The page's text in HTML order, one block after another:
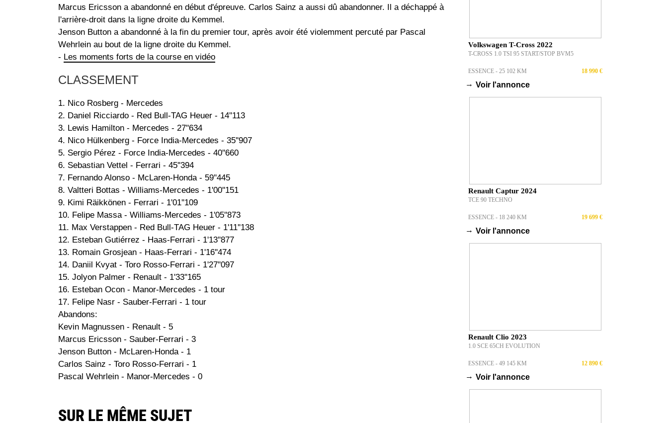
Marcus Ericsson a abandonné en début d'épreuve. Carlos Sainz a aussi dû abandonner. Il a déchappé à
l'arrière-droit dans la ligne droite du Kemmel.
Jenson Button a abandonné à la fin du premier tour, après avoir été violemment percuté par Pascal
Wehrlein au bout de la ligne droite du Kemmel.
- Les moments forts de la course en vidéo
CLASSEMENT
1. Nico Rosberg - Mercedes
2. Daniel Ricciardo - Red Bull-TAG Heuer - 14''113
3. Lewis Hamilton - Mercedes - 27''634
4. Nico Hülkenberg - Force India-Mercedes - 35''907
5. Sergio Pérez - Force India-Mercedes - 40''660
6. Sebastian Vettel - Ferrari - 45''394
7. Fernando Alonso - McLaren-Honda - 59''445
8. Valtteri Bottas - Williams-Mercedes - 1'00''151
9. Kimi Räikkönen - Ferrari - 1'01''109
10. Felipe Massa - Williams-Mercedes - 1'05''873
11. Max Verstappen - Red Bull-TAG Heuer - 1'11''138
12. Esteban Gutiérrez - Haas-Ferrari - 1'13''877
13. Romain Grosjean - Haas-Ferrari - 1'16''474
14. Daniil Kvyat - Toro Rosso-Ferrari - 1'27''097
15. Jolyon Palmer - Renault - 1'33''165
16. Esteban Ocon - Manor-Mercedes - 1 tour
17. Felipe Nasr - Sauber-Ferrari - 1 tour
Abandons:
Kevin Magnussen - Renault - 5
Marcus Ericsson - Sauber-Ferrari - 3
Jenson Button - McLaren-Honda - 1
Carlos Sainz - Toro Rosso-Ferrari - 1
Pascal Wehrlein - Manor-Mercedes - 0
SUR LE MÊME SUJET
Volkswagen T-Cross 2022
T-CROSS 1.0 TSI 95 START/STOP BVM5
ESSENCE - 25 102 KM 18 990 €
→ Voir l'annonce
Renault Captur 2024
TCE 90 TECHNO
ESSENCE - 18 240 KM 19 699 €
→ Voir l'annonce
Renault Clio 2023
1.0 SCE 65CH EVOLUTION
ESSENCE - 49 145 KM 12 890 €
→ Voir l'annonce